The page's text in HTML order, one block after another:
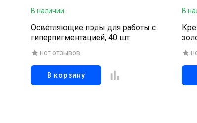
В наличии
Осветляющие пэды для работы с
гиперпигментацией, 40 шт
нет отзывов
В корзину
В